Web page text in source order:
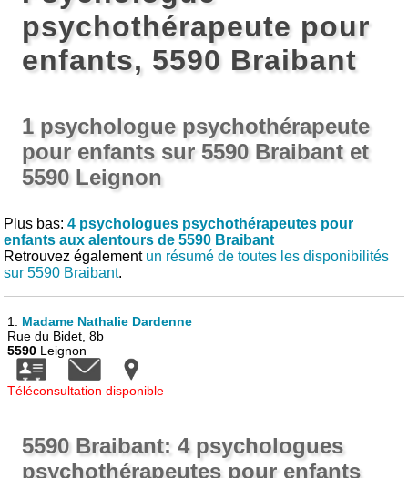
psychothérapeute pour
enfants, 5590 Braibant
1 psychologue psychothérapeute
pour enfants sur 5590 Braibant et
5590 Leignon
Plus bas:4 psychologues psychothérapeutes pour
enfants aux alentours de 5590 Braibant
Retrouvez également un résumé de toutes les disponibilités
sur 5590 Braibant.
1. Madame Nathalie Dardenne
Rue du Bidet, 8b
5590 Leignon
Téléconsultation disponible
5590 Braibant: 4 psychologues
psychothérapeutes pour enfants